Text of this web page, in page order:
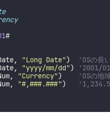
#
"Long Date")
'OSの長
"yyyy/mm/dd")
'2001/
"Currency")
'OSの地
"#,###.###")